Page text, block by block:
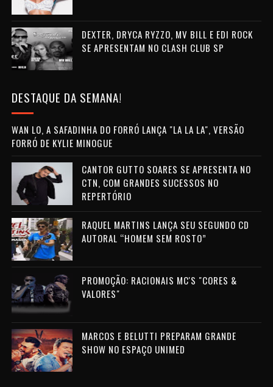
DEXTER, DRYCA RYZZO, MV BILL E EDI ROCK
SE APRESENTAM NO CLASH CLUB SP
DESTAQUE DA SEMANA!
WAN LO, A SAFADINHA DO FORRÓ LANÇA "LA LA LA", VERSÃO
FORRÓ DE KYLIE MINOGUE
CANTOR GUTTO SOARES SE APRESENTA NO
CTN, COM GRANDES SUCESSOS NO
REPERTÓRIO
RAQUEL MARTINS LANÇA SEU SEGUNDO CD
AUTORAL “HOMEM SEM ROSTO”
PROMOÇÃO: RACIONAIS MC'S "CORES &
VALORES"
MARCOS E BELUTTI PREPARAM GRANDE
SHOW NO ESPAÇO UNIMED